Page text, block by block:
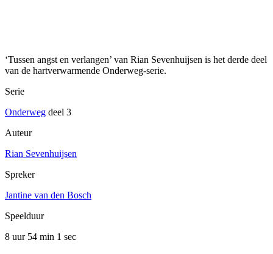
‘Tussen angst en verlangen’ van Rian Sevenhuijsen is het derde deel
van de hartverwarmende Onderweg-serie.
Serie
Onderweg deel 3
Auteur
Rian Sevenhuijsen
Spreker
Jantine van den Bosch
Speelduur
8 uur 54 min 1 sec